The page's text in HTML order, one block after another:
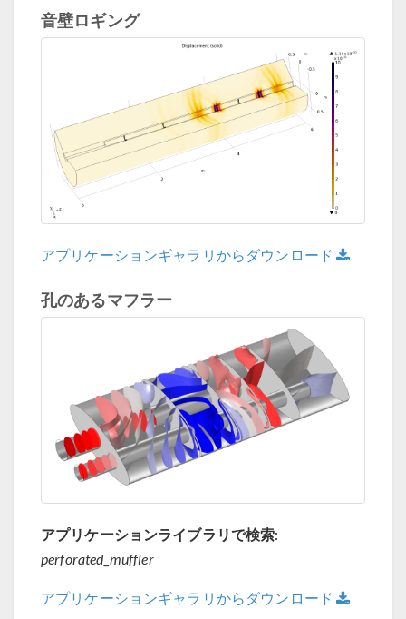
音壁ロギング
アプリケーションギャラリからダウンロード
孔のあるマフラー
アプリケーションライブラリで検索:
perforated_muffler
アプリケーションギャラリからダウンロード